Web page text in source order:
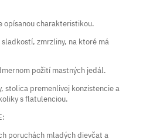
opísanou charakteristikou.
sladkostí, zmrzliny, na ktoré má
požití mastných jedál.
stolica premenlivej konzistencie a
s flatulenciou.
poruchách mladých dievčat a